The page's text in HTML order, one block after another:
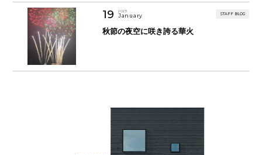
19 2023
January STAFF BLOG
秋節の夜空に咲き誇る華火